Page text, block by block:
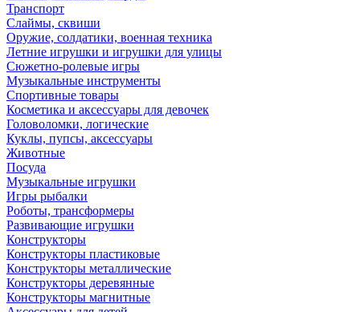
Транспорт
Слаймы, сквиши
Оружие, солдатики, военная техника
Летние игрушки и игрушки для улицы
Сюжетно-ролевые игры
Музыкальные инструменты
Спортивные товары
Косметика и аксессуары для девочек
Головоломки, логические
Куклы, пупсы, аксессуары
Животные
Посуда
Музыкальные игрушки
Игры рыбалки
Роботы, трансформеры
Развивающие игрушки
Конструкторы
Конструкторы пластиковые
Конструкторы металлические
Конструкторы деревянные
Конструкторы магнитные